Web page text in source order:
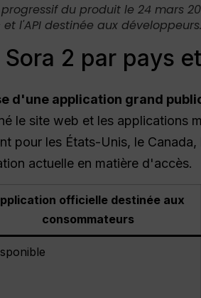
du produit le 24 mars
l'API destinée aux développeurs.
2 par pays
d'une application grand
le site web et les applications
pour les États-Unis, le
actuelle en matière d'accès.
officielle destinée aux
consommateurs